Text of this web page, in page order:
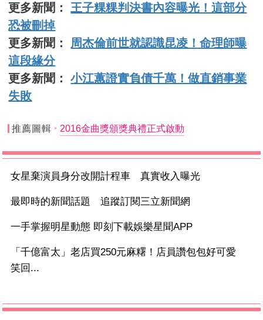
更多新聞： 王子粿粿判決書內容曝光！這部分
恐被刪掉
更多新聞： 周杰倫前世就認識昆凌！命理師曝
這段緣分
更多新聞：小江蕙證實負債千萬！做直銷事業
失敗
推薦圖輯 2016金曲獎頒獎典禮正式啟動
女星棄演員身分改開計程車 真實收入曝光
最即時的新聞話題 追蹤訂閱三立新聞網
一手掌握明星動態 即刻下載娛樂星聞APP
「千億富太」老店買250元麻糬！店員讚包包好可愛
笑回...